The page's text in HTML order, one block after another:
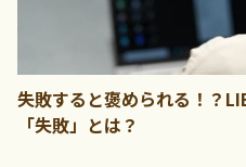
失敗すると褒められる！？
「失敗」とは？